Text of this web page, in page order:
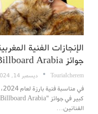
الإنجازات الفنية
جوائز Billboard Arabia لعام 2024
TouriaIcherem ديسمبر 14, 2024
الفنانين…